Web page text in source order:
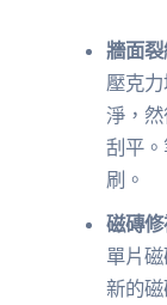
牆面
壓克
淨，
刮平
刷。
磁磚
單片
新的